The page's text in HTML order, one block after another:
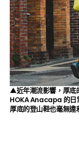
▲近年潮流影響，厚底
HOKA Anacapa 的日
厚底的登山鞋也毫無違